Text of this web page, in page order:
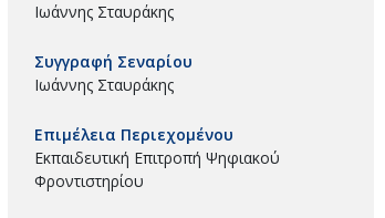
Ιωάννης Σταυράκης
Συγγραφή Σεναρίου
Ιωάννης Σταυράκης
Επιμέλεια Περιεχομένου
Εκπαιδευτική Επιτροπή Ψηφιακού
Φροντιστηρίου